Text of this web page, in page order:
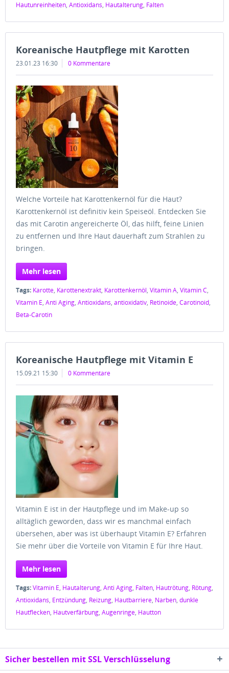
Hautunreinheiten, Antioxidans, Hautalterung, Falten
Koreanische Hautpflege mit Karotten
23.01.23 16:30 0 Kommentare
Welche Vorteile hat Karottenkernöl für die Haut?
Karottenkernöl ist definitiv kein Speiseöl. Entdecken Sie
das mit Carotin angereicherte Öl, das hilft, feine Linien
zu entfernen und Ihre Haut dauerhaft zum Strahlen zu
bringen.
Mehr lesen
Tags: Karotte, Karottenextrakt, Karottenkernöl, Vitamin A, Vitamin C,
Vitamin E, Anti Aging, Antioxidans, antioxidativ, Retinoide, Carotinoid,
Beta-Carotin
Koreanische Hautpflege mit Vitamin E
15.09.21 15:30 0 Kommentare
Vitamin E ist in der Hautpflege und im Make-up so
alltäglich geworden, dass wir es manchmal einfach
übersehen, aber was ist überhaupt Vitamin E? Erfahren
Sie mehr über die Vorteile von Vitamin E für Ihre Haut.
Mehr lesen
Tags:Vitamin E, Hautalterung, Anti Aging, Falten, Hautrötung, Rötung,
Antioxidans, Entzündung, Reizung, Hautbarriere, Narben, dunkle
Hautflecken, Hautverfärbung, Augenringe, Hautton
Sicher bestellen mit SSL Verschlüsselung